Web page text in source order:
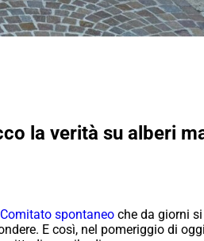
la verità su alberi
spontaneo che da giorni
E così, nel pomeriggio di